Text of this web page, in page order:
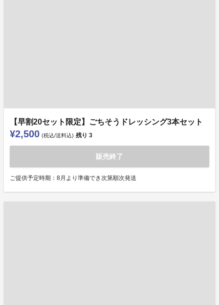
【早割20セット限定】ごちそうドレッシング3本セット
¥2,500 (税込/送料込) 残り 3
販売終了
ご提供予定時期：8月より準備でき次第順次発送